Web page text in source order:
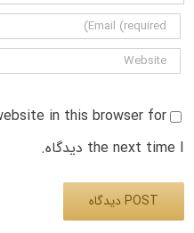
in this browser for
the next time I دیدگاه.